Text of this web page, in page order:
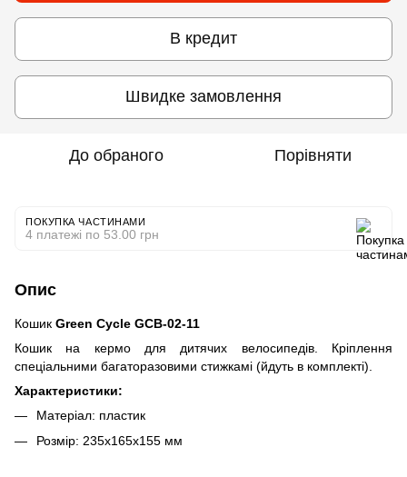
В кредит
Швидке замовлення
До обраного Порівняти
ПОКУПКА ЧАСТИНАМИ
4 платежі по 53.00 грн
Опис
Кошик Green Cycle GCB-02-11
Кошик на кермо для дитячих велосипедів. Кріплення
спеціальними багаторазовими стижкамі (йдуть в комплекті).
Характеристики:
Матеріал: пластик
Розмір: 235х165х155 мм